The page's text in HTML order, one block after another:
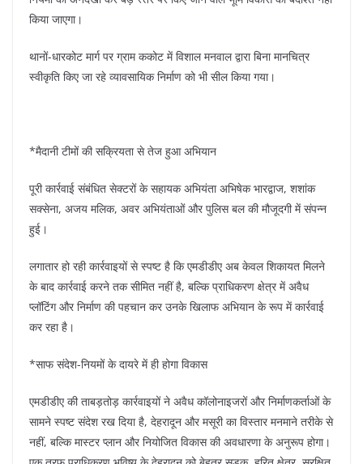
किया जाएगा।
थानों-धारकोट मार्ग पर ग्राम ककोट में विशाल मनवाल द्वारा बिना मानचित्र
स्वीकृति किए जा रहे व्यावसायिक निर्माण को भी सील किया गया।
*मैदानी टीमों की सक्रियता से तेज हुआ अभियान
पूरी कार्रवाई संबंधित सेक्टरों के सहायक अभियंता अभिषेक भारद्वाज, शशांक
सक्सेना, अजय मलिक, अवर अभियंताओं और पुलिस बल की मौजूदगी में संपन्न
हुई।
लगातार हो रही कार्रवाइयों से स्पष्ट है कि एमडीडीए अब केवल शिकायत मिलने
के बाद कार्रवाई करने तक सीमित नहीं है, बल्कि प्राधिकरण क्षेत्र में अवैध
प्लॉटिंग और निर्माण की पहचान कर उनके खिलाफ अभियान के रूप में कार्रवाई
कर रहा है।
*साफ संदेश-नियमों के दायरे में ही होगा विकास
एमडीडीए की ताबड़तोड़ कार्रवाइयों ने अवैध कॉलोनाइजरों और निर्माणकर्ताओं के
सामने स्पष्ट संदेश रख दिया है, देहरादून और मसूरी का विस्तार मनमाने तरीके से
नहीं, बल्कि मास्टर प्लान और नियोजित विकास की अवधारणा के अनुरूप होगा।